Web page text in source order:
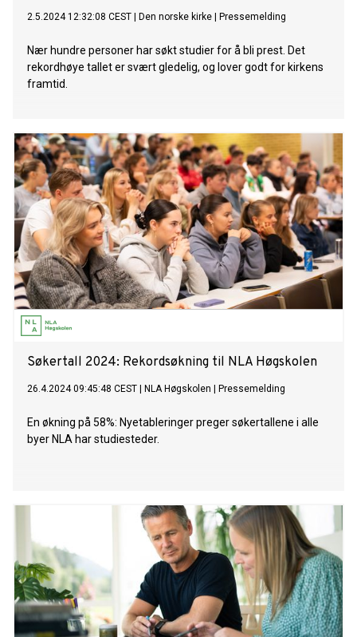
2.5.2024 12:32:08 CEST Den norske kirke Pressemelding
Nær hundre personer har søkt studier for å bli prest. Det
rekordhøye tallet er svært gledelig, og lover godt for kirkens
framtid.
Søkertall 2024: Rekordsøkning til NLA Høgskolen
26.4.2024 09:45:48 CEST NLA Høgskolen Pressemelding
En økning på 58%: Nyetableringer preger søkertallene i alle
byer NLA har studiesteder.